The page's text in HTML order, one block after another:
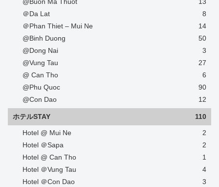
@Buon Ma Thuot
13
＠Da Lat
8
＠Phan Thiet – Mui Ne
14
@Binh Duong
50
@Dong Nai
3
@Vung Tau
27
@ Can Tho
6
@Phu Quoc
90
@Con Dao
12
ホテルSTAY 110
Hotel @ Mui Ne
2
Hotel ＠Sapa
2
Hotel @ Can Tho
1
Hotel ＠Vung Tau
4
Hotel ＠Con Dao
3